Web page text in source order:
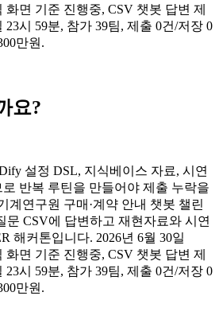
화면 기준 진행중, CSV 챗봇 답변 제
23시 59분, 참가 39팀, 제출 0건/저장 0
만원.
요?
설정 DSL, 지식베이스 자료, 시연
반복 루틴을 만들어야 제출 누락을
계연구원 구매·계약 안내 챗봇 챌린
문 CSV에 답변하고 재현자료와 시연
해커톤입니다. 2026년 6월 30일
화면 기준 진행중, CSV 챗봇 답변 제
23시 59분, 참가 39팀, 제출 0건/저장 0
만원.